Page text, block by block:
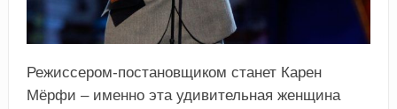
Режиссером-постановщиком станет Карен
Мёрфи – именно эта удивительная женщина